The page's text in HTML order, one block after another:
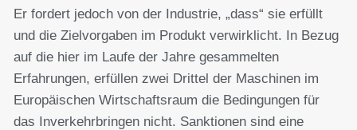
Er fordert jedoch von der Industrie, „dass“ sie erfüllt
und die Zielvorgaben im Produkt verwirklicht. In Bezug
auf die hier im Laufe der Jahre gesammelten
Erfahrungen, erfüllen zwei Drittel der Maschinen im
Europäischen Wirtschaftsraum die Bedingungen für
das Inverkehrbringen nicht. Sanktionen sind eine